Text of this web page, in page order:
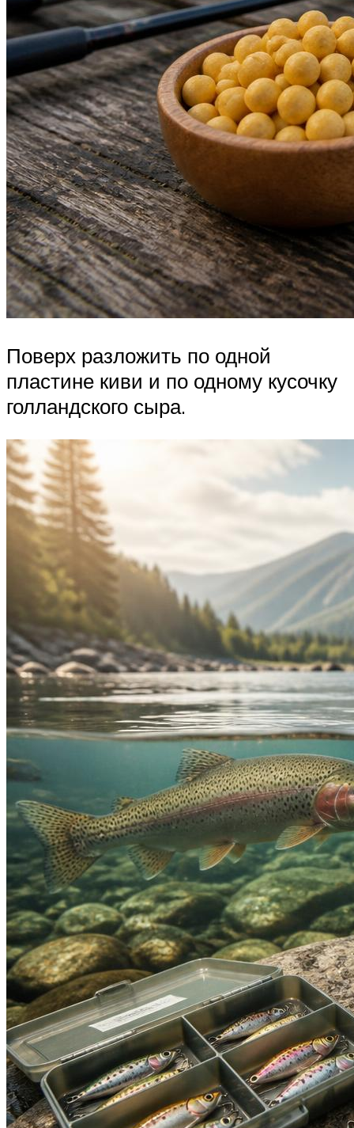
Поверх разложить по одной
пластине киви и по одному кусочку
голландского сыра.